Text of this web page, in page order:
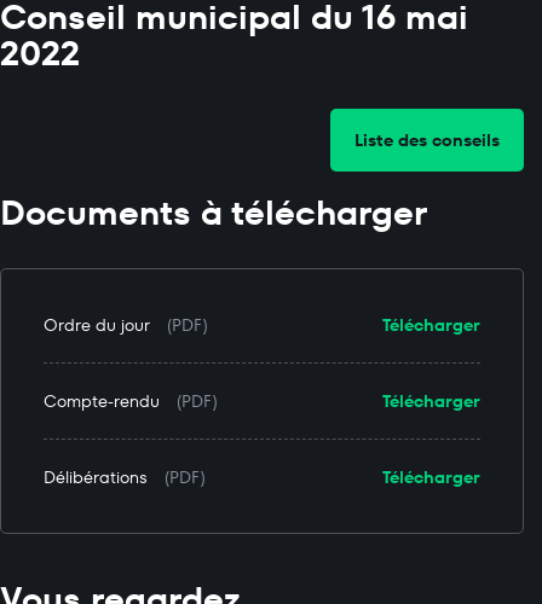
Conseil municipal du 16 mai
2022
Liste des conseils
Documents à télécharger
Télécharger
Ordre du jour (PDF)
Télécharger
Compte-rendu (PDF)
Télécharger
Délibérations (PDF)